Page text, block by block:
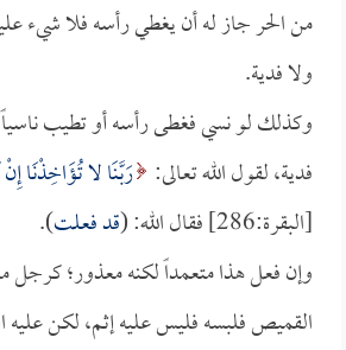
من الحر جاز له أن يغطي رأسه فلا شيء
ولا فدية.
وكذلك لو نسي فغطى رأسه أو تطيب
فدية، لقول الله تعالى: رَبَّنَا لا تُؤَاخِذْنَا
[البقرة:286] فقال الله: (
قد فعلت).
وإن فعل هذا متعمداً لكنه معذور؛
القميص فلبسه فليس عليه إثم، لكن عليه